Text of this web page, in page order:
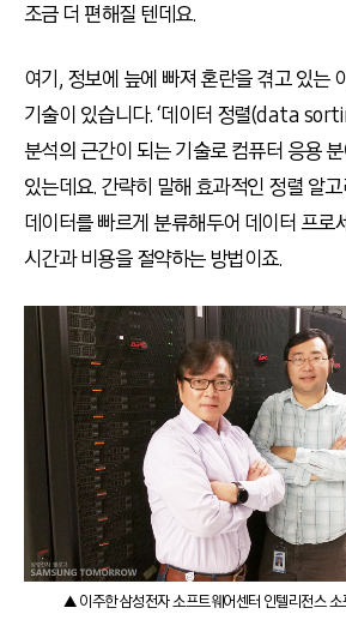
조금 더 편해질 텐데요.
여기, 정보에 늪에 빠져 혼란을 겪고 있는
기술이 있습니다. ‘데이터 정렬(data
분석의 근간이 되는 기술로 컴퓨터 응용
있는데요. 간략히 말해 효과적인 정렬 알
데이터를 빠르게 분류해두어 데이터 프로
시간과 비용을 절약하는 방법이죠.
▲ 이주한 삼성전자 소프트웨어센터 인텔리전스 소